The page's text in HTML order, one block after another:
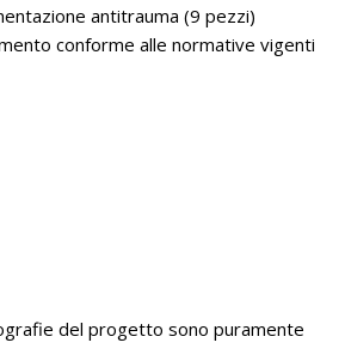
antitrauma (9 pezzi)
conforme alle normative vigenti
del progetto sono puramente